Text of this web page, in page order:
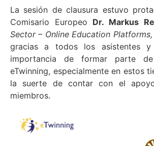
La sesión de clausura estuvo
Comisario Europeo Dr. Markus
Sector – Online Education Platforms,
gracias a todos los asistentes
importancia de formar parte
eTwinning, especialmente en estos
la suerte de contar con el
miembros.